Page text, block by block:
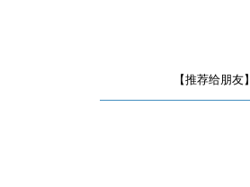
【推荐给朋友】